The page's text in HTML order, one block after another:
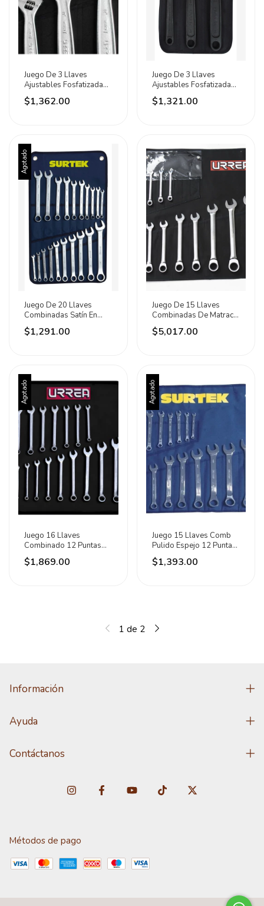
Juego De 3 Llaves
Ajustables Fosfatizadas
Cromadas Urrea
$1,362.00
Juego De 3 Llaves
Ajustables Fosfatizadas
Urrea
$1,321.00
Agotado
Juego De 20 Llaves
Combinadas Satín En
Pulgadas Surtek
$1,291.00
Juego De 15 Llaves
Combinadas De Matraca
Métricas Urrea
$5,017.00
Agotado
Juego 16 Llaves
Combinado 12 Puntas
Pulgada Y Métricas Urrea
Plateado
$1,869.00
Agotado
Juego 15 Llaves Comb
Pulido Espejo 12 Puntas
Métricas Surtek
$1,393.00
1 de 2
Información
Ayuda
Contáctanos
Métodos de pago